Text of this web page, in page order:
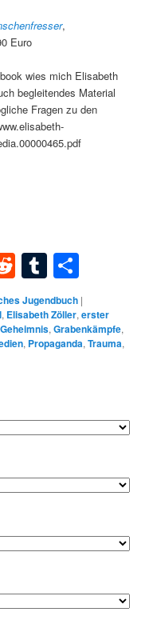
,
Euro
wies mich Elisabeth
begleitendes Material
Fragen zu den
RedditTumblr
Jugendbuch |
, Elisabeth Zöller,erster
Geheimnis,Grabenkämpfe,
, Propaganda,Trauma,